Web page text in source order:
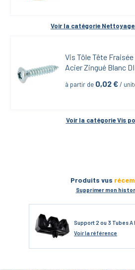
Voir la catégorie
Vis Tôle Tête
Acier Zingué Blanc
à partir de 0,02 € /
Voir la catégorie Vis
Produits vus
Supprimer mon
Support 2 ou 3 Tubes A
Voirla référence